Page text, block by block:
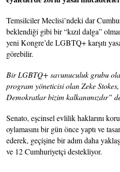
Temsilciler Meclisi’ndeki dar
beklendiği gibi bir “kızıl dalga”
yeni Kongre’de LGBTQ+ karşıtı
görebilir.
Bir LGBTQ+ savunuculuk grubu
program yöneticisi olan Zeke
Demokratlar bizim kalkanımızdır”
Senato, eşcinsel evlilik haklarını
oylamasını bir gün önce yaptı ve
ederek, geçişine bir adım daha
ve 12 Cumhuriyetçi destekliyor.